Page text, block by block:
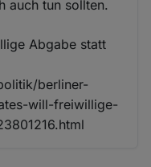
auch tun sollten.
Abgabe statt
berliner-
will-freiwillige-